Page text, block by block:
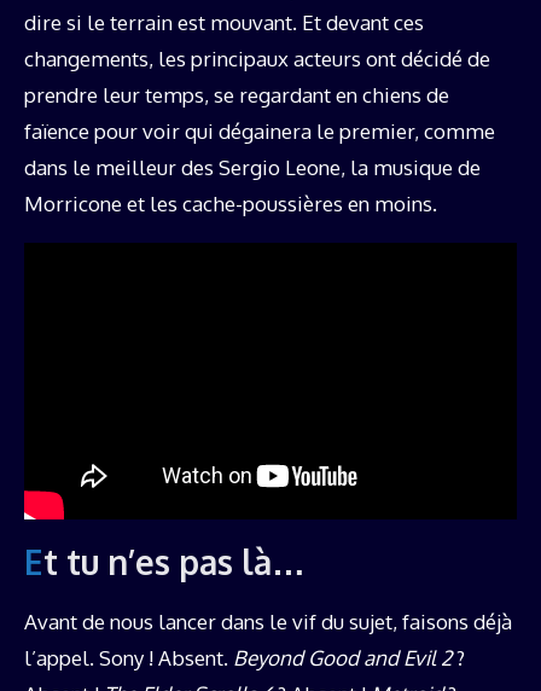
dire si le terrain est mouvant. Et devant ces
changements, les principaux acteurs ont décidé de
prendre leur temps, se regardant en chiens de
faïence pour voir qui dégainera le premier, comme
dans le meilleur des Sergio Leone, la musique de
Morricone et les cache-poussières en moins.
Et tu n’es pas là…
Avant de nous lancer dans le vif du sujet, faisons déjà
l’appel. Sony ! Absent. Beyond Good and Evil 2?